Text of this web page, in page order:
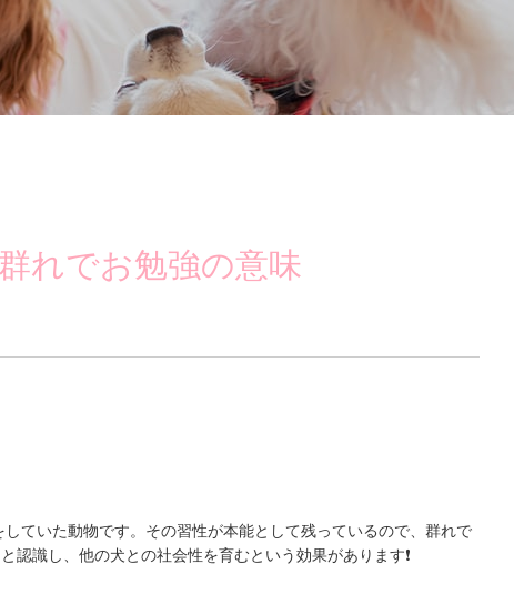
れでお勉強の意味
ていた動物です。その習性が本能として残っているので、群れで
認識し、他の犬との社会性を育むという効果があります❗